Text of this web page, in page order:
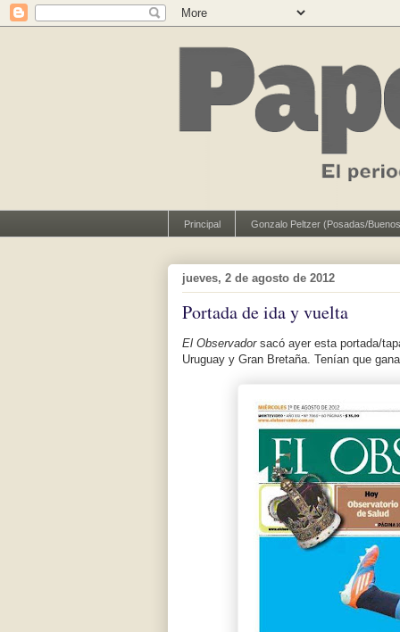
Principal Gonzalo Peltzer (Posadas/
jueves, 2 de agosto de 2012
Portada de ida y vuelta
El Observadorsacó ayer esta portada/
Uruguay y Gran Bretaña. Tenían que